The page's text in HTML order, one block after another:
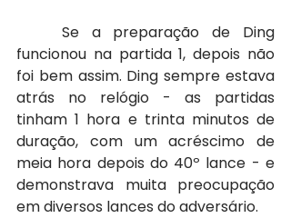
funcionou na partida 1, depois não
foi bem assim. Ding sempre estava
atrás no relógio - as partidas
tinham 1 hora e trinta minutos de
duração, com um acréscimo de
meia hora depois do 40º lance - e
demonstrava muita preocupação
em diversos lances do adversário.